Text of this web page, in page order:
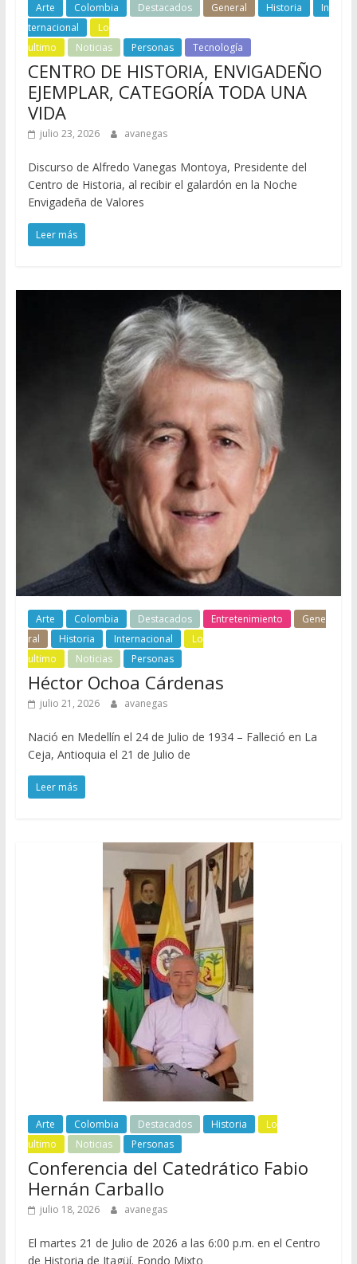
Arte Colombia Destacados General Historia
In
ternacional
Lo
ultimo
Noticias Personas Tecnología
CENTRO DE HISTORIA, ENVIGADEÑO
EJEMPLAR, CATEGORÍA TODA UNA
VIDA
julio 23, 2026 avanegas
Discurso de Alfredo Vanegas Montoya, Presidente del
Centro de Historia, al recibir el galardón en la Noche
Envigadeña de Valores
Leer más
Arte Colombia Destacados Entretenimiento
Gene
ral
Historia Internacional
Lo
ultimo
Noticias Personas
Héctor Ochoa Cárdenas
julio 21, 2026 avanegas
Nació en Medellín el 24 de Julio de 1934 – Falleció en La
Ceja, Antioquia el 21 de Julio de
Leer más
Arte Colombia Destacados Historia
Lo
ultimo
Noticias Personas
Conferencia del Catedrático Fabio
Hernán Carballo
julio 18, 2026 avanegas
El martes 21 de Julio de 2026 a las 6:00 p.m. en el Centro
de Historia de Itagüí. Fondo Mixto